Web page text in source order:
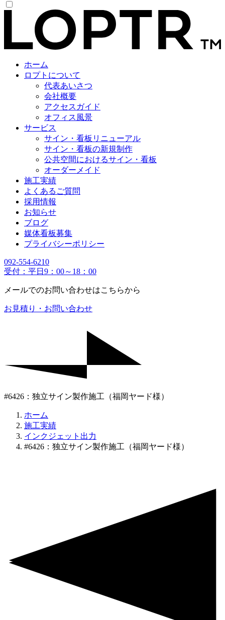
ホーム
ロプトについて
代表あいさつ
会社概要
アクセスガイド
オフィス風景
サービス
サイン・看板リニューアル
サイン・看板の新規制作
公共空間におけるサイン・看板
オーダーメイド
施工実績
よくあるご質問
採用情報
お知らせ
ブログ
媒体看板募集
プライバシーポリシー
092-554-6210
受付：平日9：00～18：00
メールでのお問い合わせはこちらから
お見積り・お問い合わせ
#6426：独立サイン製作施工（福岡ヤード様）
ホーム
施工実績
インクジェット出力
#6426：独立サイン製作施工（福岡ヤード様）